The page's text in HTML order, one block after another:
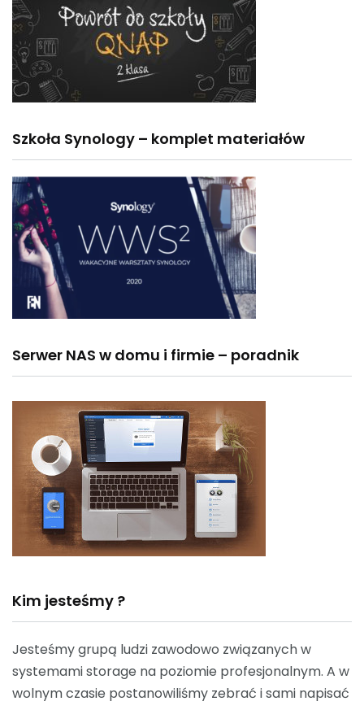
Szkoła Synology – komplet materiałów
Serwer NAS w domu i firmie – poradnik
Kim jesteśmy ?
Jesteśmy grupą ludzi zawodowo związanych w
systemami storage na poziomie profesjonalnym. A w
wolnym czasie postanowiliśmy zebrać i sami napisać